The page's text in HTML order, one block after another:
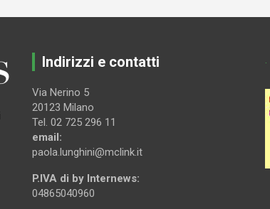
Indirizzi e contatti
Via Nerino 5
20123 Milano
Tel. 02 725 296 11
email:
paola.lunghini@mclink.it
P.IVA di by Internews:
04865040960
.